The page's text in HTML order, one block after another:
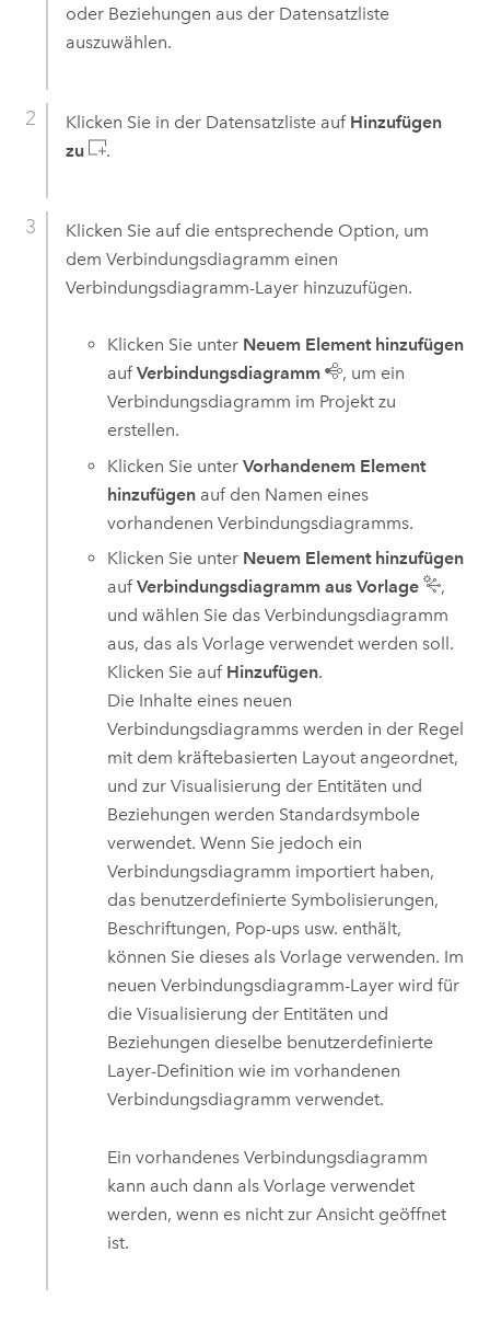
oder Beziehungen aus der Datensatzliste
auszuwählen.
Klicken Sie in der Datensatzliste auf Hinzufügen
zu
.
Klicken Sie auf die entsprechende Option, um
dem Verbindungsdiagramm einen
Verbindungsdiagramm-Layer hinzuzufügen.
Klicken Sie unter Neuem Element hinzufügen
aufVerbindungsdiagramm
, um ein
Verbindungsdiagramm im Projekt zu
erstellen.
Klicken Sie unterVorhandenem Element
hinzufügen auf den Namen eines
vorhandenen Verbindungsdiagramms.
Klicken Sie unter Neuem Element hinzufügen
aufVerbindungsdiagramm aus Vorlage
,
und wählen Sie das Verbindungsdiagramm
aus, das als Vorlage verwendet werden soll.
Klicken Sie auf Hinzufügen.
Die Inhalte eines neuen
Verbindungsdiagramms werden in der Regel
mit dem kräftebasierten Layout angeordnet,
und zur Visualisierung der Entitäten und
Beziehungen werden Standardsymbole
verwendet. Wenn Sie jedoch ein
Verbindungsdiagramm importiert haben,
das benutzerdefinierte Symbolisierungen,
Beschriftungen, Pop-ups usw. enthält,
können Sie dieses als Vorlage verwenden. Im
neuen Verbindungsdiagramm-Layer wird für
die Visualisierung der Entitäten und
Beziehungen dieselbe benutzerdefinierte
Layer-Definition wie im vorhandenen
Verbindungsdiagramm verwendet.
Ein vorhandenes Verbindungsdiagramm
kann auch dann als Vorlage verwendet
werden, wenn es nicht zur Ansicht geöffnet
ist.